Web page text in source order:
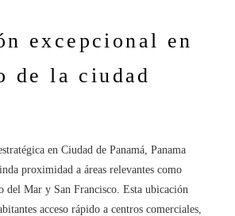
excepcional en
de la ciudad
en Ciudad de Panamá, Panama
proximidad a áreas relevantes como
del Mar y San Francisco. Esta ubicación
acceso rápido a centros comerciales,